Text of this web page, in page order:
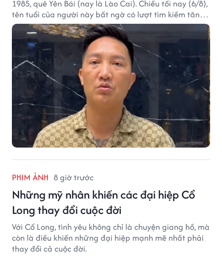
1985, quê Yên Bái (nay là Lào Cai). Chiều tối nay (6/8),
tên tuổi của người này bất ngờ có lượt tìm kiếm tăng
vọt.
PHIM ẢNH 8 giờ trước
Những mỹ nhân khiến các đại hiệp Cổ
Long thay đổi cuộc đời
Với Cổ Long, tình yêu không chỉ là chuyện giang hồ, mà
còn là điều khiến những đại hiệp mạnh mẽ nhất phải
thay đổi cả cuộc đời.